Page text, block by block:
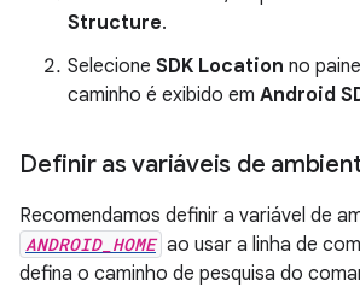
Structure.
Selecione SDK Location no
caminho é exibido em Android
Definir as variáveis de
Recomendamos definir a variável de
ANDROID_HOME ao usar a linha de
defina o caminho de pesquisa do